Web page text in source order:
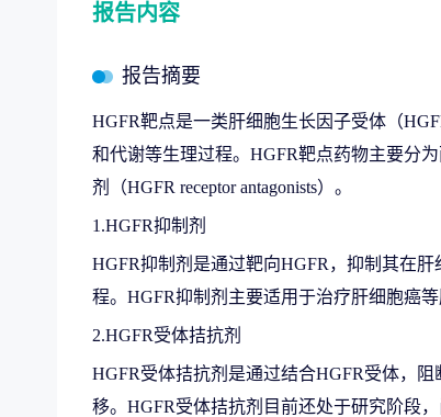
报告内容
报告摘要
HGFR靶点是一类肝细胞生长因子受体（
和代谢等生理过程。HGFR靶点药物主要分
剂（HGFR receptor antagonists）。
1.HGFR抑制剂
HGFR抑制剂是通过靶向HGFR，抑制其在
程。HGFR抑制剂主要适用于治疗肝细胞癌等
2.HGFR受体拮抗剂
HGFR受体拮抗剂是通过结合HGFR受体，
移。HGFR受体拮抗剂目前还处于研究阶段